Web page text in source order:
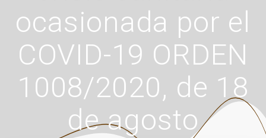
ocasionada por el
COVID-19 ORDEN
1008/2020, de 18
de agosto